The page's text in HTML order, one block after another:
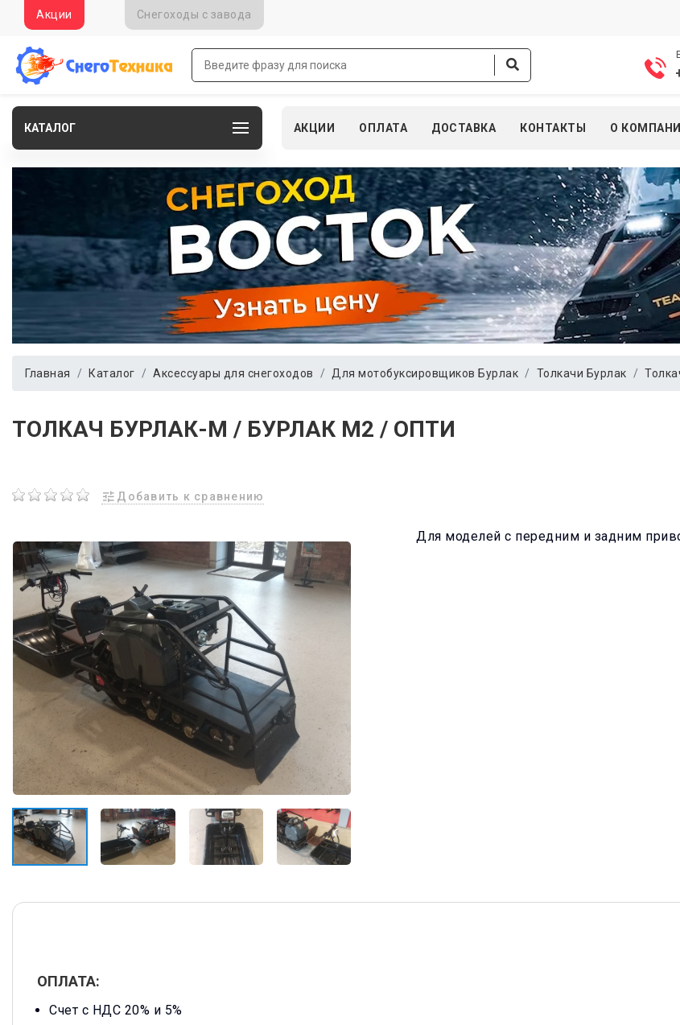
Акции Снегоходы c завода
КАТАЛОГ АКЦИИ ОПЛАТА ДОСТАВКА КОНТАКТЫ О
Главная Каталог Аксессуары для снегоходов Для мотобуксировщиков Бурлак Толкачи Бурлак
ТОЛКАЧ БУРЛАК-М / БУРЛАК М2 / ОПТИ
Добавить к сравнению
Для моделей с передним и задним
ОПЛАТА:
Счет с НДС 20% и 5%